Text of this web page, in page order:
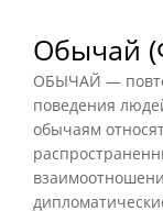
Обычай
ОБЫЧАЙ —
поведения
обычаям